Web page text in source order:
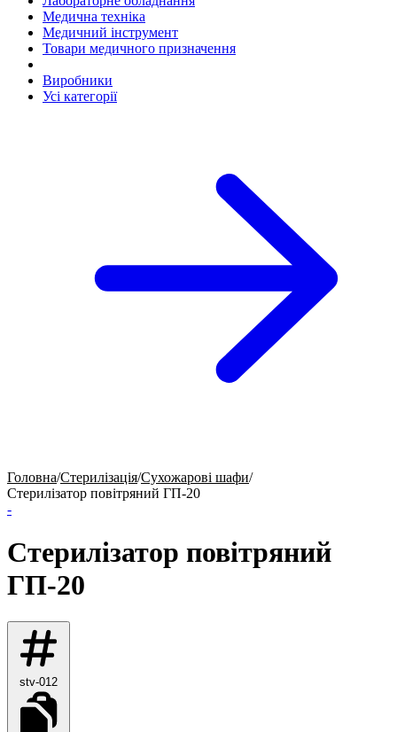
Медична техніка
Медичний інструмент
Товари медичного призначення
Виробники
Усі категорії
Головна/Стерилізація/Сухожарові шафи/
Стерилізатор повітряний ГП-20
-
Стерилізатор повітряний
ГП-20
stv-012